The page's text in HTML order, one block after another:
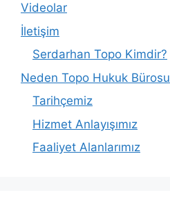
Videolar
İletişim
Serdarhan Topo Kimdir?
Neden Topo Hukuk Bürosu
Tarihçemiz
Hizmet Anlayışımız
Faaliyet Alanlarımız